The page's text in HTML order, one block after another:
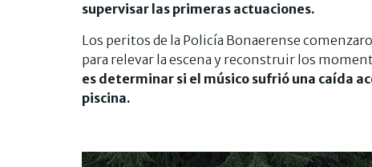
supervisar las primeras actuaciones.
Los peritos de la Policía Bonaerense
para relevar la escena y reconstruir los
es determinar si el músico sufrió una caída
piscina.